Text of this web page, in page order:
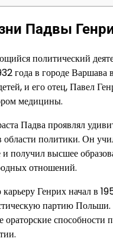
Падвы
политический
года в городе
и его отец, Павел
медицины.
Падва проявлял
области политики. Он
получил высшее
отношений.
Генрих начал в
партию Польши.
способности